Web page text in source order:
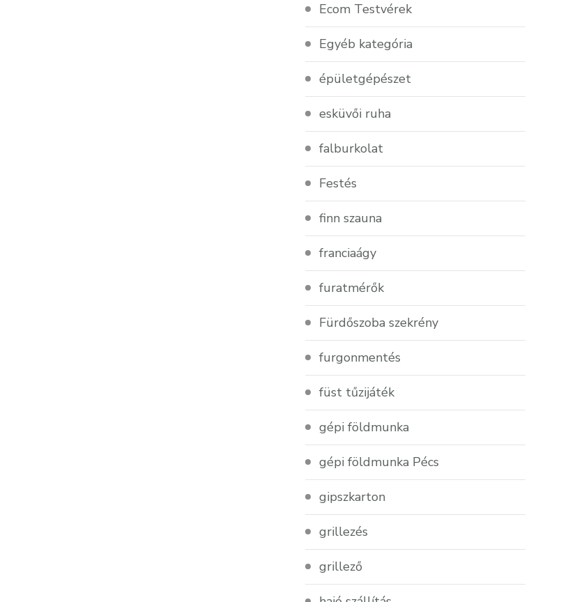
Ecom Testvérek
Egyéb kategória
épületgépészet
esküvői ruha
falburkolat
Festés
finn szauna
franciaágy
furatmérők
Fürdőszoba szekrény
furgonmentés
füst tűzijáték
gépi földmunka
gépi földmunka Pécs
gipszkarton
grillezés
grillező